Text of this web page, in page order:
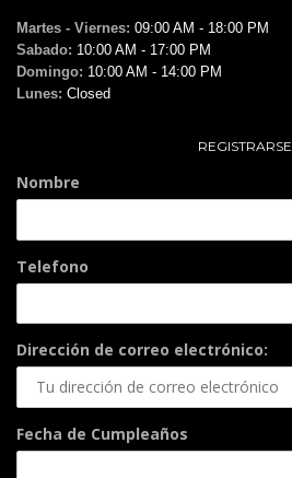
Martes - Viernes: 09:00 AM - 18:00 PM
Sabado: 10:00 AM - 17:00 PM
Domingo: 10:00 AM - 14:00 PM
Lunes: Closed
REGISTRARSE
Nombre
Telefono
Dirección de correo electrónico:
Fecha de Cumpleaños